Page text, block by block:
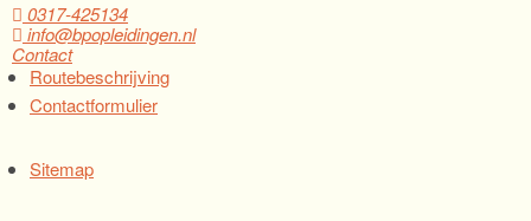
0317-425134
info@bpopleidingen.nl
Contact
Routebeschrijving
Contactformulier
Sitemap